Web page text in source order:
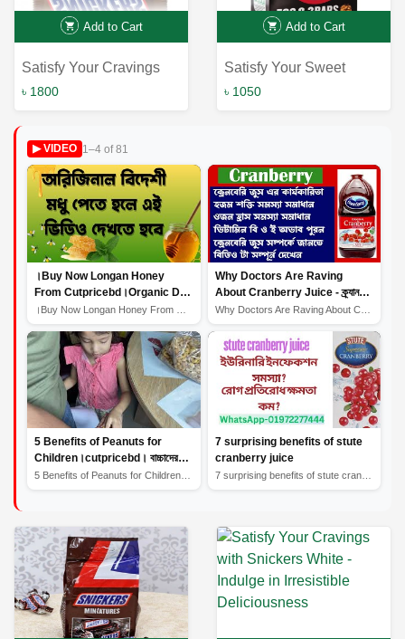
Add to Cart
Satisfy Your Cravings
with Delicious Snickers
৳ 1800
Add to Cart
Satisfy Your Sweet
Tooth with Snickers
৳ 1050
▶ VIDEO 1–4 of 81
।Buy Now Longan Honey
From Cutpricebd।Organic Dry
Fruits।Longan Honey Benefits
Why Doctors Are Raving
About Cranberry Juice - ক্র্যানবেরি
জুস স্বাস্থ্য উপকারিতা প্রদান করে।
Why Doctors Are Raving About Cranberry Juice - ক্র্যানব...
5 Benefits of Peanuts for
Children।cutpricebd। বাচ্চাদের
জন্য বাদামের উপকারিতা
5 Benefits of Peanuts for Children।cutpricebd। বাচ্চাদে...
7 surprising benefits of stute
cranberry juice
7 surprising benefits of stute cranberry juice